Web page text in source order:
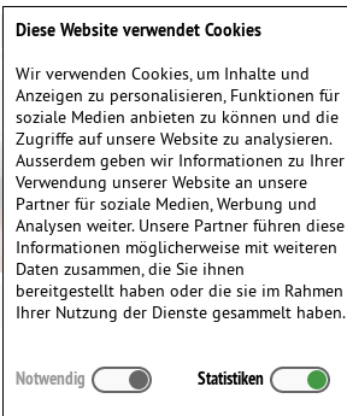
Felix Mendelssohn Bartholdy
Mendelssohn Bartholdy
∗ 03.02.1809 inHamburg, Deutschland
Diese Website verwendet Cookies
Wir verwenden Cookies, um Inhalte und
Anzeigen zu personalisieren, Funktionen für
soziale Medien anbieten zu können und die
Zugriffe auf unsere Website zu analysieren.
Ausserdem geben wir Informationen zu Ihrer
Verwendung unserer Website an unsere
Partner für soziale Medien, Werbung und
Analysen weiter. Unsere Partner führen diese
Informationen möglicherweise mit weiteren
Daten zusammen, die Sie ihnen
bereitgestellt haben oder die sie im Rahmen
Ihrer Nutzung der Dienste gesammelt haben.
Notwendig Statistiken